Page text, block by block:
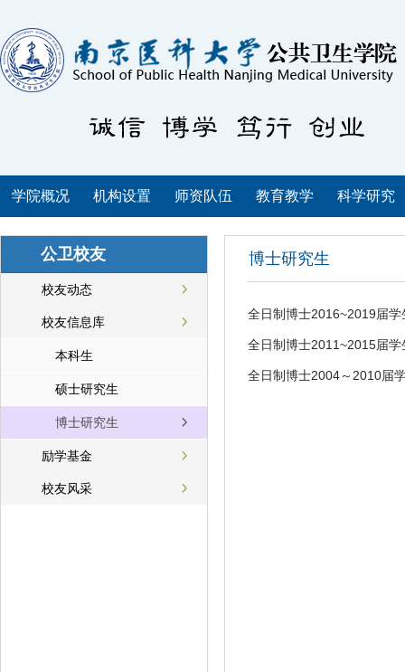
学院概况 机构设置 师资队伍 教育教学 科学研究
公卫校友
校友动态
校友信息库
本科生
硕士研究生
博士研究生
励学基金
校友风采
博士研究生
全日制博士2016~2019届学
全日制博士2011~2015届学
全日制博士2004～2010届